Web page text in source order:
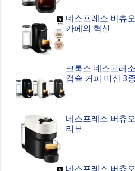
네스프레소 버츄
카페의 혁신
크룹스 네스프레
캡슐 커피 머신 3
네스프레소 버츄
리뷰
네스프레소 버츄